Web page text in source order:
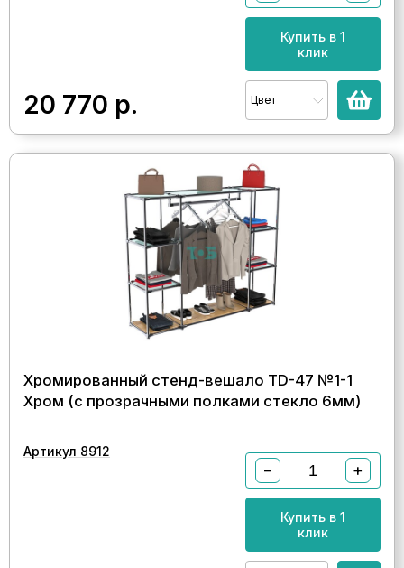
20 770 р.
Купить в 1
клик
Цвет
Хромированный стенд-вешало TD-47 №1-1
Хром (с прозрачными полками стекло 6мм)
Артикул 8912
− +
Купить в 1
клик